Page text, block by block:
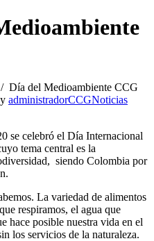
Día del Medioambiente CCG
administradorCCGNoticias
se celebró el Día Internacional
tema central es la
siendo Colombia por
La variedad de alimentos
respiramos, el agua que
hace posible nuestra vida en el
los servicios de la naturaleza.